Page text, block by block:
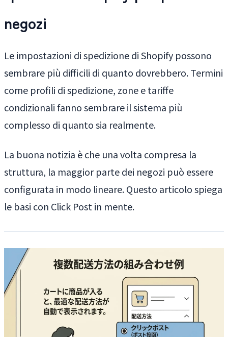
negozi
Le impostazioni di spedizione di Shopify possono
sembrare più difficili di quanto dovrebbero. Termini
come profili di spedizione, zone e tariffe
condizionali fanno sembrare il sistema più
complesso di quanto sia realmente.
La buona notizia è che una volta compresa la
struttura, la maggior parte dei negozi può essere
configurata in modo lineare. Questo articolo spiega
le basi con Click Post in mente.